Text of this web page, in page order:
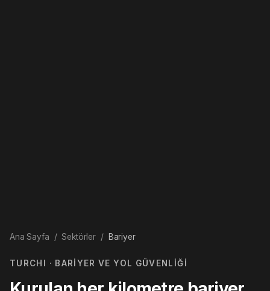
Ana Sayfa / Sektörler / Bariyer
TURCHI · BARIYER VE YOL GÜVENLIĞI